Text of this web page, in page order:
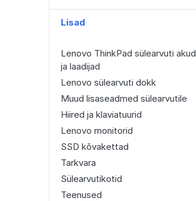
Lisad
Lenovo ThinkPad sülearvuti akud
ja laadijad
Lenovo sülearvuti dokk
Muud lisaseadmed sülearvutile
Hiired ja klaviatuurid
Lenovo monitorid
SSD kõvakettad
Tarkvara
Sülearvutikotid
Teenused